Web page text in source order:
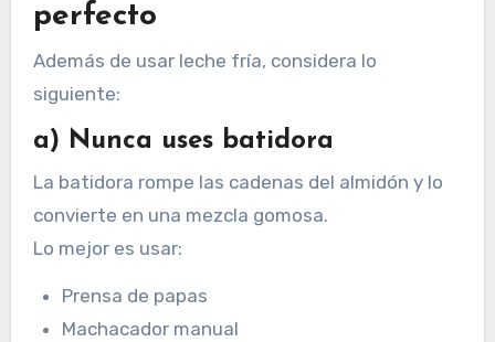
perfecto
Además de usar leche fría, considera lo
siguiente:
a) Nunca uses batidora
La batidora rompe las cadenas del almidón y lo
convierte en una mezcla gomosa.
Lo mejor es usar:
Prensa de papas
Machacador manual